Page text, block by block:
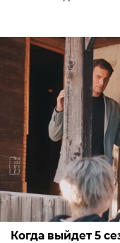
Когда выйдет 5